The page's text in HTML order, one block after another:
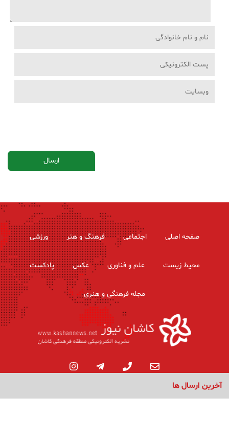
آخرین ارسال ها
صفحه اصلی اجتماعی فرهنگ و هنر ورزشی
محیط زیست علم و فناوری عکس پادکست
مجله فرهنگی و هنری